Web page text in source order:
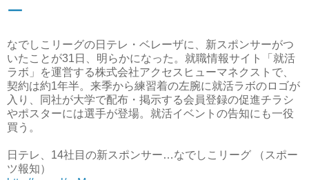
ー
なでしこリーグの日テレ・ベレーザに、新スポンサーがつ
いたことが31日、明らかになった。就職情報サイト「就活
ラボ」を運営する株式会社アクセスヒューマネクストで、
契約は約1年半。来季から練習着の左腕に就活ラボのロゴが
入り、同社が大学で配布・掲示する会員登録の促進チラシ
やポスターには選手が登場。就活イベントの告知にも一役
買う。
日テレ、14社目の新スポンサー…なでしこリーグ （スポー
ツ報知）